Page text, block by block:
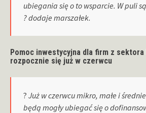
ubiegania się o to wsparcie. W puli
? dodaje marszałek.
Pomoc inwestycyjna dla firm z sektora
rozpocznie się już w czerwcu
? Już w czerwcu mikro, małe i
będą mogły ubiegać się o